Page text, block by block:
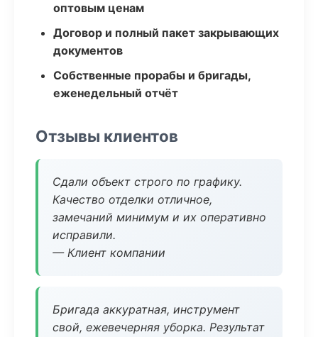
оптовым ценам
Договор и полный пакет закрывающих
документов
Собственные прорабы и бригады,
еженедельный отчёт
Отзывы клиентов
Сдали объект строго по графику.
Качество отделки отличное,
замечаний минимум и их оперативно
исправили.
— Клиент компании
Бригада аккуратная, инструмент
свой, ежевечерняя уборка. Результат